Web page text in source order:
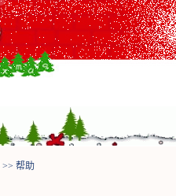
>> 帮助